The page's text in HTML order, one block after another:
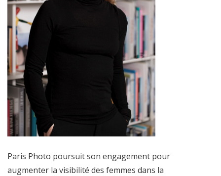
Paris Photo poursuit son engagement pour
augmenter la visibilité des femmes dans la